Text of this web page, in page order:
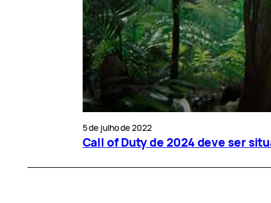
5 de julho de 2022
Call of Duty de 2024 deve ser